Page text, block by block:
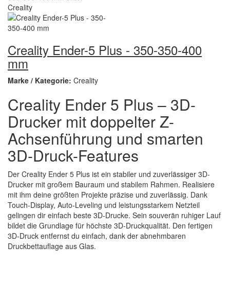
Creality Ender-5 Plus - 350-350-400
mm
Marke / Kategorie: Creality
Creality Ender 5 Plus – 3D-
Drucker mit doppelter Z-
Achsenführung und smarten
3D-Druck-Features
Der Creality Ender 5 Plus ist ein stabiler und zuverlässiger 3D-
Drucker mit großem Bauraum und stabilem Rahmen. Realisiere
mit ihm deine größten Projekte präzise und zuverlässig. Dank
Touch-Display, Auto-Leveling und leistungsstarkem Netzteil
gelingen dir einfach beste 3D-Drucke. Sein souverän ruhiger Lauf
bildet die Grundlage für höchste 3D-Druckqualität. Den fertigen
3D-Druck entfernst du einfach, dank der abnehmbaren
Druckbettauflage aus Glas.